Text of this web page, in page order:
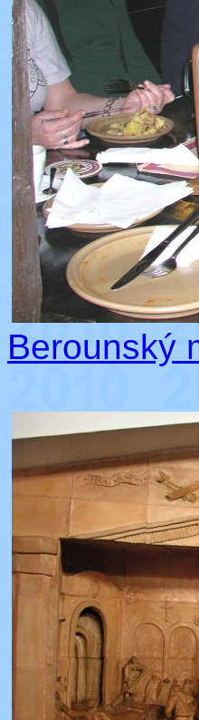
Berounský